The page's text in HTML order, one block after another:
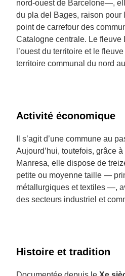
nord-ouest de Barcelone—,
du pla del Bages, raison
point de carrefour des
Catalogne centrale. Le fleuve
l’ouest du territoire et le
territoire communal du nord
Activité économique
Il s’agit d’une commune au
Aujourd’hui, toutefois, grâce
Manresa, elle dispose de
petite ou moyenne taille —
métallurgiques et textiles —,
des secteurs industriel et
Histoire et tradition